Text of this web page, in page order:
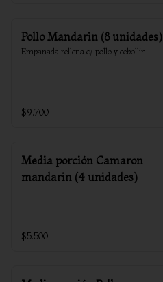
Pollo Mandarin (8 unidades)
Empanada rellena c/ pollo y cebollin
$9.700
Media porción Camaron
mandarin (4 unidades)
$5.500